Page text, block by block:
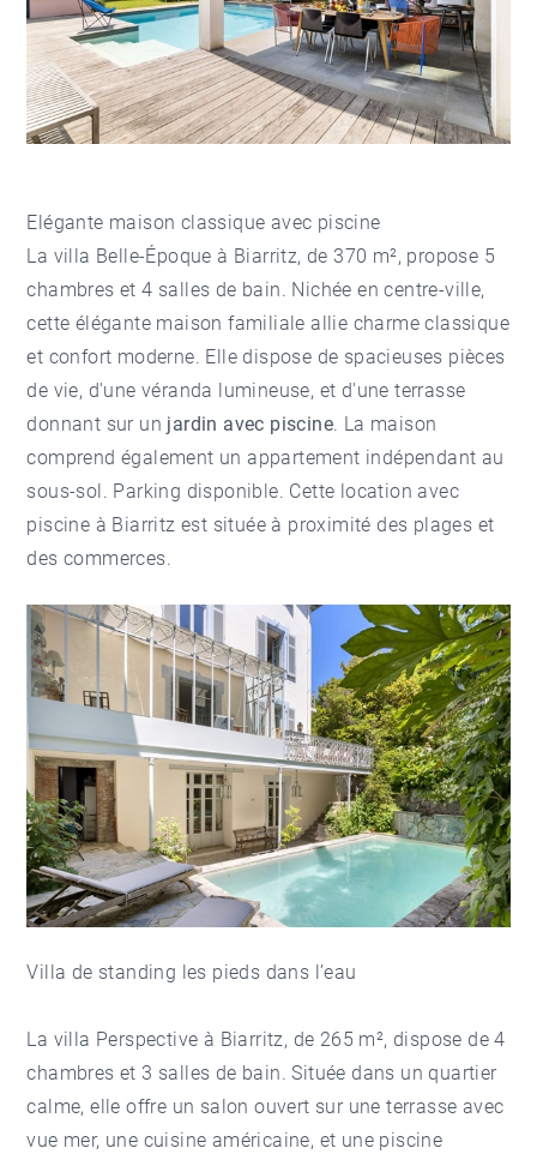
Elégante maison classique avec piscine
La villa Belle-Époque à Biarritz, de 370 m², propose 5
chambres et 4 salles de bain. Nichée en centre-ville,
cette élégante maison familiale allie charme classique
et confort moderne. Elle dispose de spacieuses pièces
de vie, d'une véranda lumineuse, et d'une terrasse
donnant sur un jardin avec piscine. La maison
comprend également un appartement indépendant au
sous-sol. Parking disponible. Cette location avec
piscine à Biarritz est située à proximité des plages et
des commerces.
Villa de standing les pieds dans l’eau
La villa Perspective à Biarritz, de 265 m², dispose de 4
chambres et 3 salles de bain. Située dans un quartier
calme, elle offre un salon ouvert sur une terrasse avec
vue mer, une cuisine américaine, et une piscine